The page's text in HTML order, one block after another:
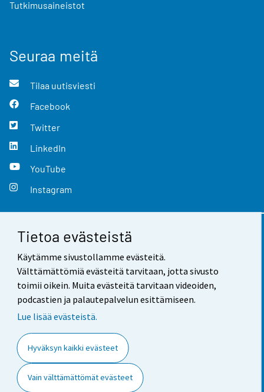
Tietoa evästeistä
Käytämme sivustollamme evästeitä.
Välttämättömiä evästeitä tarvitaan, jotta sivusto
toimii oikein. Muita evästeitä tarvitaan videoiden,
podcastien ja palautepalvelun esittämiseen.
Lue lisää evästeistä.
Hyväksyn kaikki evästeet
Vain välttämättömät evästeet
Tutkimusaineistot
Seuraa meitä
Tilaa uutisviesti
Facebook
Twitter
LinkedIn
YouTube
Instagram
Yhteystiedot
Palaute
Käyttöehdot
Saavutettavuus
Tietoa sivustosta
Evästeasetukset